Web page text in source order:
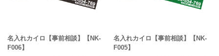
名入れカイロ【事前相談】【NK-
F006】
名入れカイロ【事前相談】【NK-
F005】